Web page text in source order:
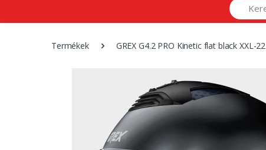
Termékek GREX G4.2 PRO Kinetic flat black XXL-22